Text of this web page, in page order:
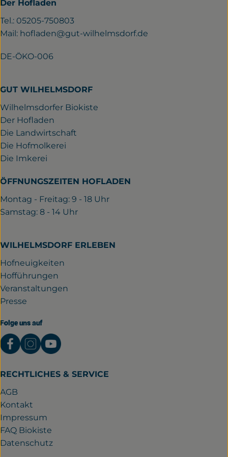
Der Hofladen
Tel.: 05205-750803
Mail: hofladen@gut-wilhelmsdorf.de
DE-ÖKO-006
GUT WILHELMSDORF
Wilhelmsdorfer Biokiste
Der Hofladen
Die Landwirtschaft
Die Hofmolkerei
Die Imkerei
ÖFFNUNGSZEITEN HOFLADEN
Montag - Freitag: 9 - 18 Uhr
Samstag: 8 - 14 Uhr
WILHELMSDORF ERLEBEN
Hofneuigkeiten
Hofführungen
Veranstaltungen
Presse
Folge uns auf
Externer Link zu https://www.facebook.com/
Externer Link zu https://
Externer Link zu https://
RECHTLICHES & SERVICE
AGB
Kontakt
Impressum
FAQ Biokiste
Datenschutz